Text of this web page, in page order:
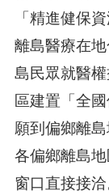
「精進健保
離島醫療在
島民眾就醫
區建置「全
願到偏鄉離
各偏鄉離島
窗口直接接